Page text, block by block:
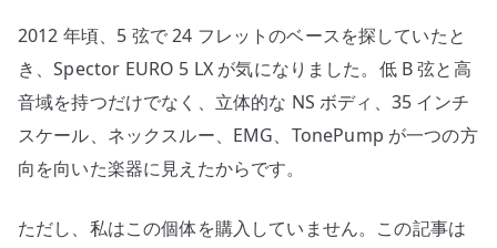
チ、
EMG
を
へ
2012 年頃、5 弦で 24 フレットのベースを探していたと
き、Spector EURO 5 LX が気になりました。低 B 弦と高
音域を持つだけでなく、立体的な NS ボディ、35 インチ
スケール、ネックスルー、EMG、TonePump が一つの方
向を向いた楽器に見えたからです。
ただし、私はこの個体を購入していません。この記事は